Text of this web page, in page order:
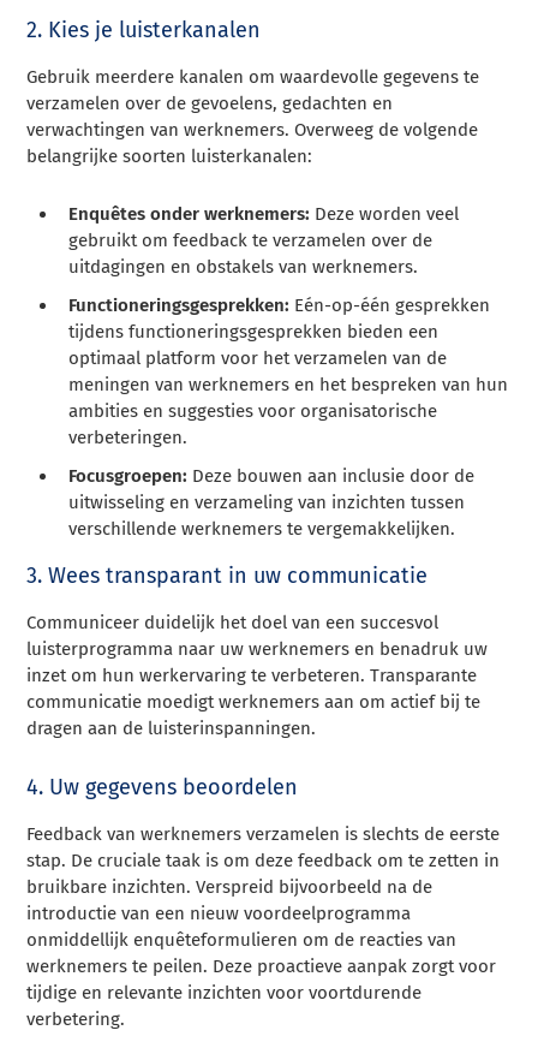
2. Kies je luisterkanalen
Gebruik meerdere kanalen om waardevolle gegevens te
verzamelen over de gevoelens, gedachten en
verwachtingen van werknemers. Overweeg de volgende
belangrijke soorten luisterkanalen:
Enquêtes onder werknemers: Deze worden veel
gebruikt om feedback te verzamelen over de
uitdagingen en obstakels van werknemers.
Functioneringsgesprekken: Eén-op-één gesprekken
tijdens functioneringsgesprekken bieden een
optimaal platform voor het verzamelen van de
meningen van werknemers en het bespreken van hun
ambities en suggesties voor organisatorische
verbeteringen.
Focusgroepen: Deze bouwen aan inclusie door de
uitwisseling en verzameling van inzichten tussen
verschillende werknemers te vergemakkelijken.
3. Wees transparant in uw communicatie
Communiceer duidelijk het doel van een succesvol
luisterprogramma naar uw werknemers en benadruk uw
inzet om hun werkervaring te verbeteren. Transparante
communicatie moedigt werknemers aan om actief bij te
dragen aan de luisterinspanningen.
4. Uw gegevens beoordelen
Feedback van werknemers verzamelen is slechts de eerste
stap. De cruciale taak is om deze feedback om te zetten in
bruikbare inzichten. Verspreid bijvoorbeeld na de
introductie van een nieuw voordeelprogramma
onmiddellijk enquêteformulieren om de reacties van
werknemers te peilen. Deze proactieve aanpak zorgt voor
tijdige en relevante inzichten voor voortdurende
verbetering.